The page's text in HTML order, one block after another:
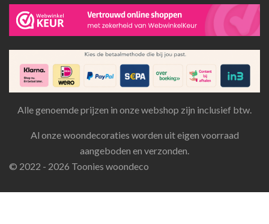
Alle genoemde prijzen in onze webshop zijn inclusief btw.
Al onze woondecoraties worden uit eigen voorraad
aangeboden en verzonden.
© 2022 - 2026 Toonies woondeco